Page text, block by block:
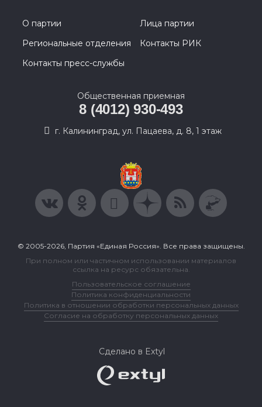
О партии
Лица партии
Региональные отделения
Контакты РИК
Контакты пресс-службы
Общественная приемная
8 (4012) 930-493
г. Калининград, ул. Пацаева, д. 8, 1 этаж
© 2005-2026, Партия «Единая Россия». Все права защищены.
При полном или частичном использовании материалов
ссылка на ресурс обязательна.
Пользовательское соглашение
Политика конфиденциальности
Политика в отношении обработки персональных данных
Согласие на обработку персональных данных
Сделано в Extyl